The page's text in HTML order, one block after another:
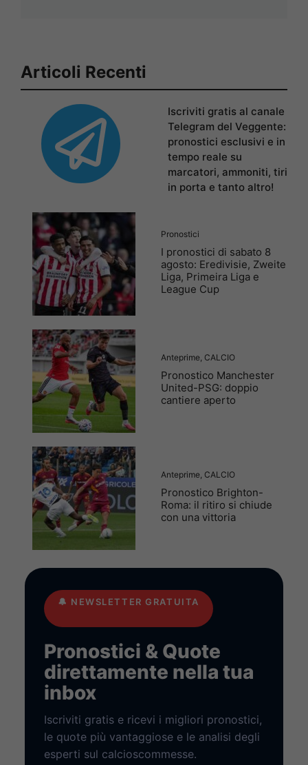
Articoli Recenti
Iscriviti gratis al canale
Telegram del Veggente:
pronostici esclusivi e in
tempo reale su
marcatori, ammoniti, tiri
in porta e tanto altro!
Pronostici
I pronostici di sabato 8
agosto: Eredivisie, Zweite
Liga, Primeira Liga e
League Cup
Anteprime, CALCIO
Pronostico Manchester
United-PSG: doppio
cantiere aperto
Anteprime, CALCIO
Pronostico Brighton-
Roma: il ritiro si chiude
con una vittoria
🔔 NEWSLETTER GRATUITA
Pronostici & Quote
direttamente nella tua
inbox
Iscriviti gratis e ricevi i migliori pronostici,
le quote più vantaggiose e le analisi degli
esperti sul calcioscommesse.